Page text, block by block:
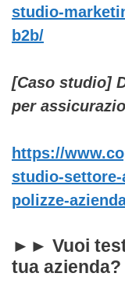
studio-
b2b/
[Caso studio]
per
https://
studio-
polizze-
►► Vuoi
tua azienda?